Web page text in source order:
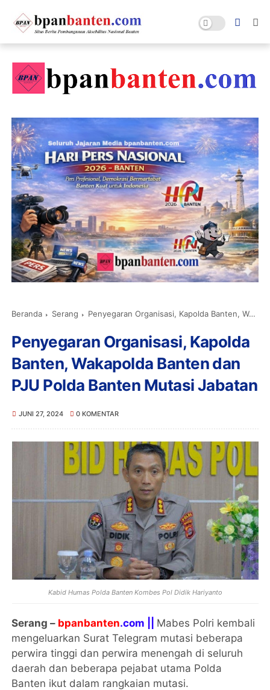
Beranda Serang Penyegaran Organisasi, Kapolda Banten, Wakapolda Banten dan PJU Polda Banten Mutasi Jabatan
Penyegaran Organisasi, Kapolda
Banten, Wakapolda Banten dan
PJU Polda Banten Mutasi Jabatan
JUNI 27, 2024 0 KOMENTAR
Kabid Humas Polda Banten Kombes Pol Didik Hariyanto
Serang – bpanbanten.com || Mabes Polri kembali
mengeluarkan Surat Telegram mutasi beberapa
perwira tinggi dan perwira menengah di seluruh
daerah dan beberapa pejabat utama Polda
Banten ikut dalam rangkaian mutasi.